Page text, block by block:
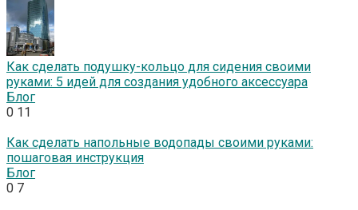
Как сделать подушку-кольцо для сидения своими
руками: 5 идей для создания удобного аксессуара
Блог
0 11
Как сделать напольные водопады своими руками:
пошаговая инструкция
Блог
0 7